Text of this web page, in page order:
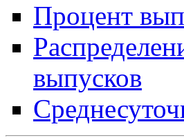
Процент
выпусков